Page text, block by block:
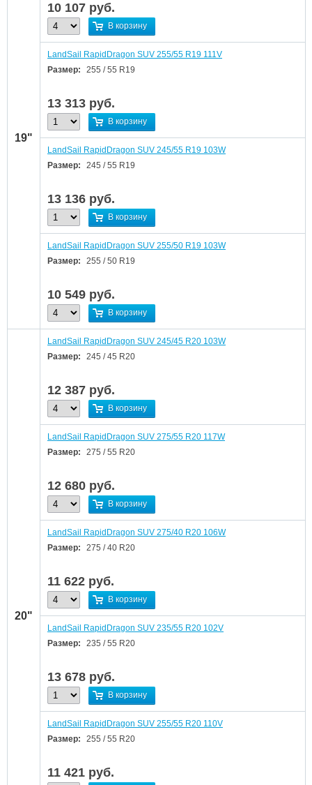
19"
10 107 руб.
В корзину
LandSail RapidDragon SUV 255/55 R19 111V
Размер:
255 / 55 R19
13 313 руб.
В корзину
LandSail RapidDragon SUV 245/55 R19 103W
Размер:
245 / 55 R19
13 136 руб.
В корзину
LandSail RapidDragon SUV 255/50 R19 103W
Размер:
255 / 50 R19
10 549 руб.
В корзину
20"
LandSail RapidDragon SUV 245/45 R20 103W
Размер:
245 / 45 R20
12 387 руб.
В корзину
LandSail RapidDragon SUV 275/55 R20 117W
Размер:
275 / 55 R20
12 680 руб.
В корзину
LandSail RapidDragon SUV 275/40 R20 106W
Размер:
275 / 40 R20
11 622 руб.
В корзину
LandSail RapidDragon SUV 235/55 R20 102V
Размер:
235 / 55 R20
13 678 руб.
В корзину
LandSail RapidDragon SUV 255/55 R20 110V
Размер:
255 / 55 R20
11 421 руб.